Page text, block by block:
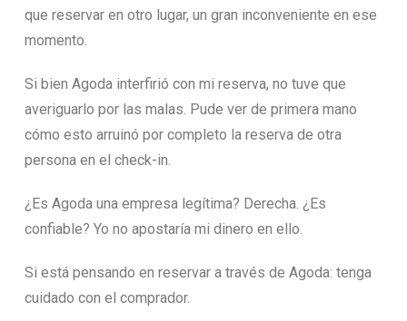
que reservar en otro lugar, un gran inconveniente en ese
momento.
Si bien Agoda interfirió con mi reserva, no tuve que
averiguarlo por las malas. Pude ver de primera mano
cómo esto arruinó por completo la reserva de otra
persona en el check-in.
¿Es Agoda una empresa legítima? Derecha. ¿Es
confiable? Yo no apostaría mi dinero en ello.
Si está pensando en reservar a través de Agoda: tenga
cuidado con el comprador.